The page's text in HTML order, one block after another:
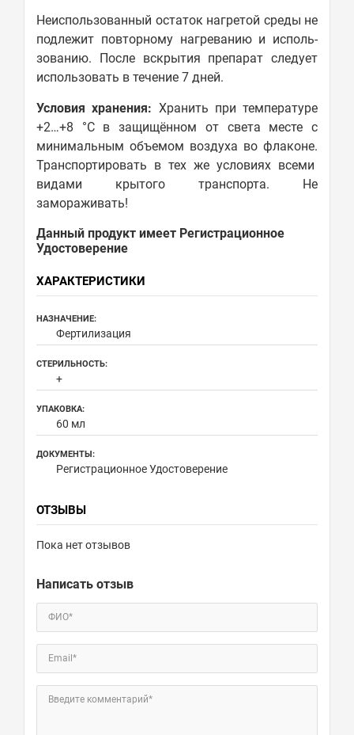
Неиспользованный остаток нагретой среды не
подлежит повторному нагреванию и исполь­
зованию. После вскрытия препарат следует
использовать в течение 7 дней.
Условия хранения: Хранить при температуре
+2…+8 °C в защищённом от света месте с
минимальным объемом воздуха во флаконе.
Транспортировать в тех же условиях всеми
видами крытого транспорта. Не
замораживать!
Данный продукт имеет Регистрационное
Удостоверение
ХАРАКТЕРИСТИКИ
НАЗНАЧЕНИЕ:
Фертилизация
СТЕРИЛЬНОСТЬ:
+
УПАКОВКА:
60 мл
ДОКУМЕНТЫ:
Регистрационное Удостоверение
ОТЗЫВЫ
Пока нет отзывов
Написать отзыв
ФИО*
Email*
Введите комментарий*